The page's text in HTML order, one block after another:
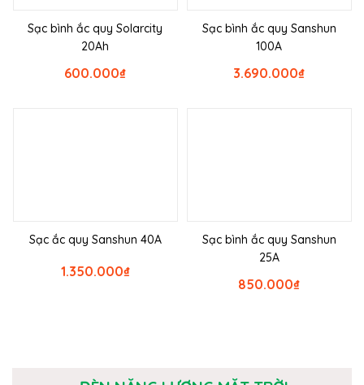
Sạc bình ắc quy Solarcity
20Ah
₫
600.000
Sạc bình ắc quy Sanshun
100A
₫
3.690.000
Sạc ắc quy Sanshun 40A
₫
1.350.000
Sạc bình ắc quy Sanshun
25A
₫
850.000